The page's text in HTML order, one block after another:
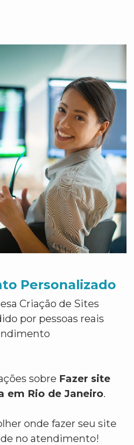
Personalizado
Criação de Sites
por pessoas reais
sobre Fazer site
em Rio de Janeiro.
onde fazer seu site
no atendimento!